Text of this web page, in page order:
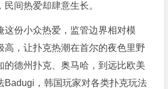
间热爱却肆意生长。
这份小众热爱，监管边界相对模
高，让扑克热潮在首尔的夜色里野
的德州扑克、奥马哈，到远比欧美
Badugi，韩国玩家对各类扑克玩法